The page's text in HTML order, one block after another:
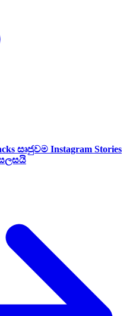
සෘජුවම Instagram Stories